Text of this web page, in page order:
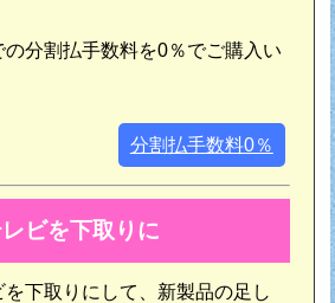
分割払手数料を0％でご購入い
分割払手数料0％
ビを下取りに
下取りにして、新製品の足し